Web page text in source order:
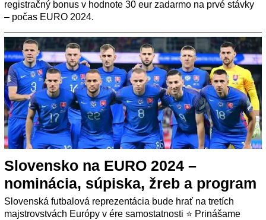
registračný bonus v hodnote 30 eur zadarmo na prvé stávky
– počas EURO 2024.
Slovensko na EURO 2024 –
nominácia, súpiska, žreb a program
Slovenská futbalová reprezentácia bude hrať na tretích
majstrovstvách Európy v ére samostatnosti ⭐ Prinášame